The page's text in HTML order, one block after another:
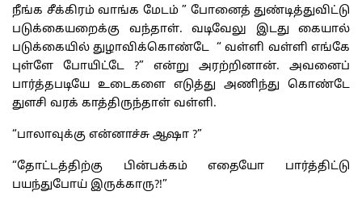
நீங்க சீக்கிரம் வாங்க மேடம் ” போனைத் துண்டித்துவிட்டு
படுக்கையறைக்கு வந்தாள். வடிவேலு இடது கையால்
படுக்கையில் துழாவிக்கொண்டே “ வள்ளி வள்ளி எங்கே
புள்ளே போயிட்டே ?” என்று அரற்றினான். அவனைப்
பார்த்தபடியே உடைகளை எடுத்து அணிந்து கொண்டே
துளசி வரக் காத்திருந்தாள் வள்ளி.
“பாலாவுக்கு என்னாச்சு ஆஷா ?”
“தோட்டத்திற்கு பின்பக்கம் எதையோ பார்த்திட்டு
பயந்துபோய் இருக்காரு?!”